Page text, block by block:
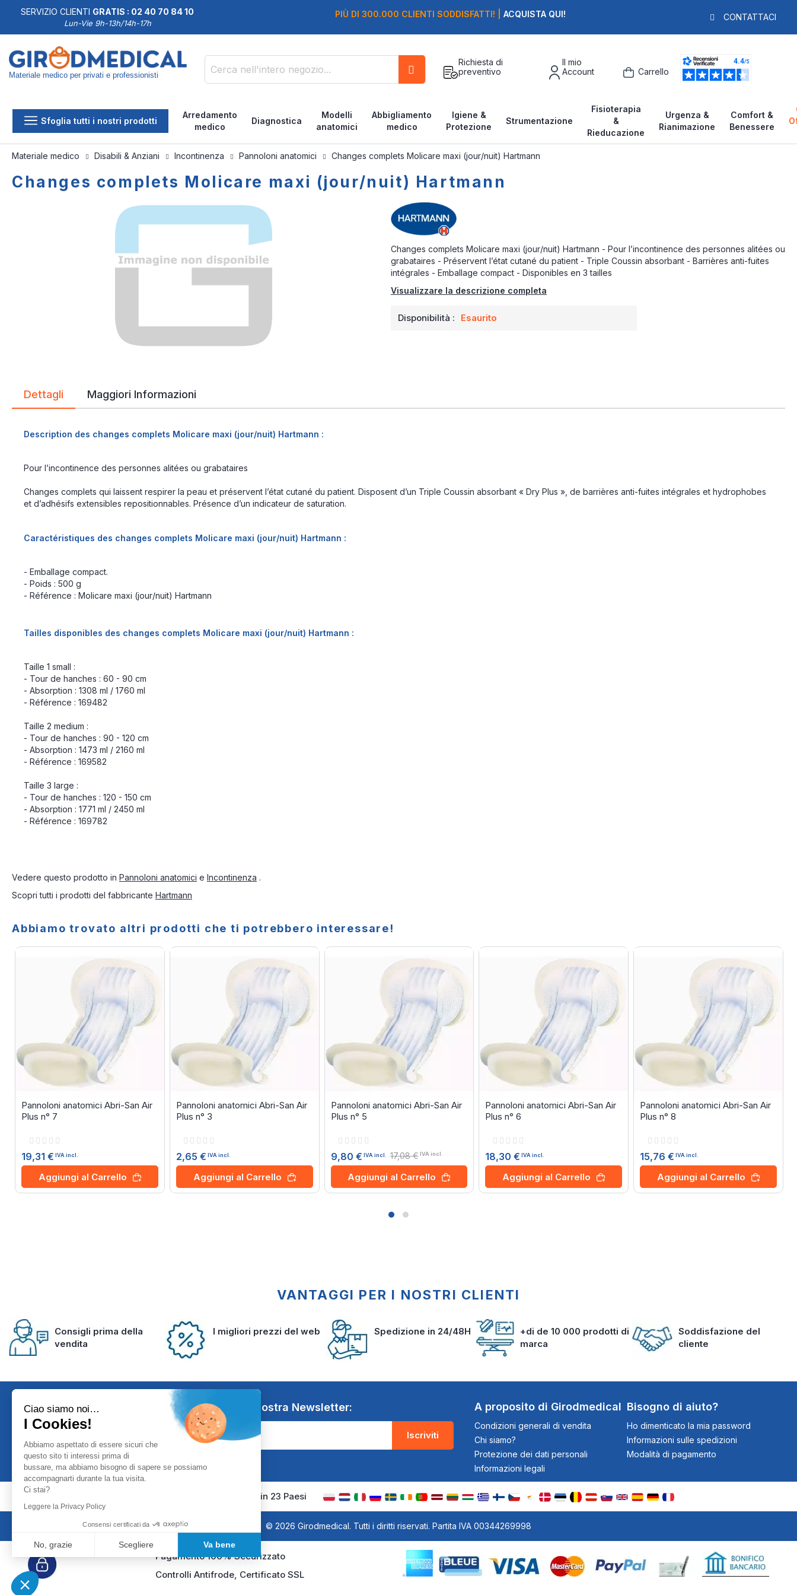
SERVIZIO CLIENTI GRATIS : 02 40 70 84 10
Lun-Vie 9h-13h/14h-17h
O RIMBORSATI PIÙ DI 300.000 CLIENTI SODDISFATTI! | ACQUISTA QUI! PAGA IN 3X
CONTATTACI
Materiale medico per privati e professionisti
Richiesta di
preventivo
Il mio
Account
Carrello
Sfoglia tutti i nostri prodotti
Arredamento
medico
Diagnostica
Modelli
anatomici
Abbigliamento
medico
Igiene &
Protezione
Strumentazione
Fisioterapia
&
Rieducazione
Urgenza &
Rianimazione
Comfort &
Benessere
Materiale medico Disabili & Anziani Incontinenza Pannoloni anatomici Changes complets Molicare maxi (jour/nuit) Hartmann
Changes complets Molicare maxi (jour/nuit) Hartmann
Changes complets Molicare maxi (jour/nuit) Hartmann - Pour l’incontinence des personnes alitées ou
grabataires - Préservent l’état cutané du patient - Triple Coussin absorbant - Barrières anti-fuites
intégrales - Emballage compact - Disponibles en 3 tailles
Visualizzare la descrizione completa
Disponibilità : Esaurito
Dettagli
Description des changes complets Molicare maxi (jour/nuit) Hartmann :
Pour l’incontinence des personnes alitées ou grabataires
Changes complets qui laissent respirer la peau et préservent l’état cutané du patient. Disposent d’un Triple Coussin absorbant « Dry Plus », de barrières anti-fuites intégrales et hydrophobes
et d’adhésifs extensibles repositionnables. Présence d’un indicateur de saturation.
Caractéristiques des changes complets Molicare maxi (jour/nuit) Hartmann :
- Emballage compact.
- Poids : 500 g
- Référence : Molicare maxi (jour/nuit) Hartmann
Tailles disponibles des changes complets Molicare maxi (jour/nuit) Hartmann :
Taille 1 small :
- Tour de hanches : 60 - 90 cm
- Absorption : 1308 ml / 1760 ml
- Référence : 169482
Taille 2 medium :
- Tour de hanches : 90 - 120 cm
- Absorption : 1473 ml / 2160 ml
- Référence : 169582
Taille 3 large :
- Tour de hanches : 120 - 150 cm
- Absorption : 1771 ml / 2450 ml
- Référence : 169782
Maggiori Informazioni
Vedere questo prodotto in Pannoloni anatomici e Incontinenza .
Scopri tutti i prodotti del fabbricante Hartmann
Abbiamo trovato altri prodotti che ti potrebbero interessare!
Pannoloni anatomici Abri-San Air
Plus n° 7
Rating:
19,31 € IVA incl.
Aggiungi al Carrello
Pannoloni anatomici Abri-San Air
Plus n° 3
Rating:
2,65 € IVA incl.
Aggiungi al Carrello
Pannoloni anatomici Abri-San Air
Plus n° 5
Rating:
9,80 € IVA incl. 17,08 € IVA incl.
Aggiungi al Carrello
Pannoloni anatomici Abri-San Air
Plus n° 6
Rating:
18,30 € IVA incl.
Aggiungi al Carrello
Pannoloni anatomici Abri-San Air
Plus n° 8
Rating:
15,76 € IVA incl.
Aggiungi al Carrello
VANTAGGI PER I NOSTRI CLIENTI
Consigli prima della
vendita
I migliori prezzi del web Spedizione in 24/48H
+di de 10 000 prodotti di
marca
Soddisfazione del
cliente
Iscriviti alla nostra Newsletter:
Iscriviti
A proposito di Girodmedical
Condizioni generali di vendita
Chi siamo?
Protezione dei dati personali
Informazioni legali
Bisogno di aiuto?
Ho dimenticato la mia password
Informazioni sulle spedizioni
Modalità di pagamento
Girodmedical è presente anche in 23 Paesi
© 2026 Girodmedical. Tutti i diritti riservati. Partita IVA 00344269998
Pagamento 100% Securizzato
Controlli Antifrode, Certificato SSL
Ciao siamo noi…
I Cookies!
Abbiamo aspettato di essere sicuri che
questo sito ti interessi prima di
bussare, ma abbiamo bisogno di sapere se possiamo
accompagnarti durante la tua visita.
Ci stai?
Leggere la Privacy Policy
Consensi certificati da
No, grazie Scegliere
Va bene
Axeptio consent
Piattaforma di Gestione del Consenso: Personalizza le tue opzioni
La nostra piattaforma ti consente di personalizzare e gestire le tue impostazioni sulla privacy, garantendo la conformità alle normative. Personalizza le tue preferenze per controllare come le tue informazioni